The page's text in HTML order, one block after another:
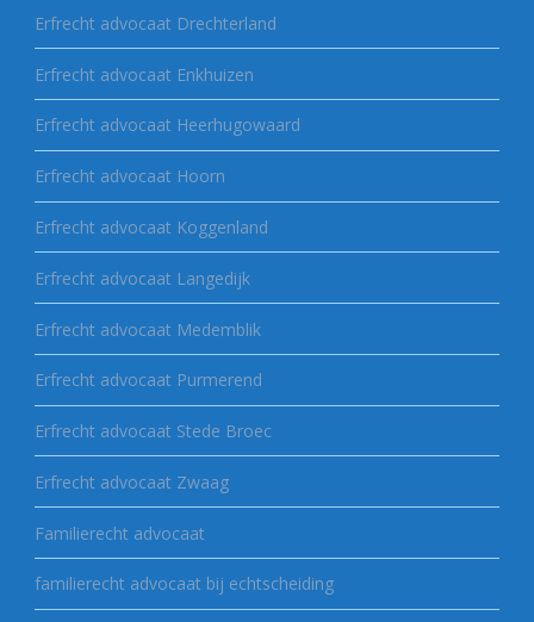
Erfrecht advocaat Drechterland
Erfrecht advocaat Enkhuizen
Erfrecht advocaat Heerhugowaard
Erfrecht advocaat Hoorn
Erfrecht advocaat Koggenland
Erfrecht advocaat Langedijk
Erfrecht advocaat Medemblik
Erfrecht advocaat Purmerend
Erfrecht advocaat Stede Broec
Erfrecht advocaat Zwaag
Familierecht advocaat
familierecht advocaat bij echtscheiding